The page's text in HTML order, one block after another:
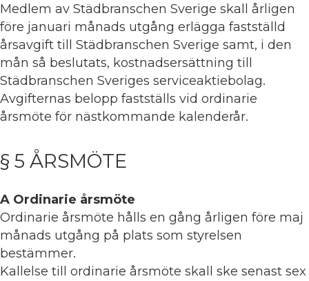
Medlem av Städbranschen Sverige skall årligen
före januari månads utgång erlägga fastställd
årsavgift till Städbranschen Sverige samt, i den
mån så beslutats, kostnadsersättning till
Städbranschen Sveriges serviceaktiebolag.
Avgifternas belopp fastställs vid ordinarie
årsmöte för nästkommande kalenderår.
§ 5 ÅRSMÖTE
A Ordinarie årsmöte
Ordinarie årsmöte hålls en gång årligen före maj
månads utgång på plats som styrelsen
bestämmer.
Kallelse till ordinarie årsmöte skall ske senast sex